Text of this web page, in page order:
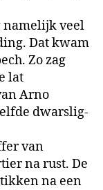
namelijk veel
Dat kwam
Zo zag
lat
Arno
dwarslig­
van
na rust. De
na een